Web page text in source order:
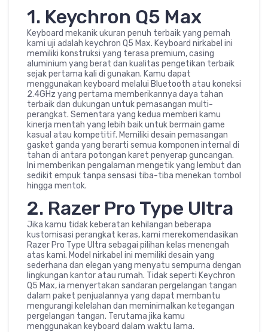
1. Keychron Q5 Max
Keyboard mekanik ukuran penuh terbaik yang pernah
kami uji adalah keychron Q5 Max. Keyboard nirkabel ini
memiliki konstruksi yang terasa premium, casing
aluminium yang berat dan kualitas pengetikan terbaik
sejak pertama kali di gunakan. Kamu dapat
menggunakan keyboard melalui Bluetooth atau koneksi
2.4GHz yang pertama memberikannya daya tahan
terbaik dan dukungan untuk pemasangan multi-
perangkat. Sementara yang kedua memberi kamu
kinerja mentah yang lebih baik untuk bermain game
kasual atau kompetitif. Memiliki desain pemasangan
gasket ganda yang berarti semua komponen internal di
tahan di antara potongan karet penyerap guncangan.
Ini memberikan pengalaman mengetik yang lembut dan
sedikit empuk tanpa sensasi tiba-tiba menekan tombol
hingga mentok.
2. Razer Pro Type Ultra
Jika kamu tidak keberatan kehilangan beberapa
kustomisasi perangkat keras, kami merekomendasikan
Razer Pro Type Ultra sebagai pilihan kelas menengah
atas kami. Model nirkabel ini memiliki desain yang
sederhana dan elegan yang menyatu sempurna dengan
lingkungan kantor atau rumah. Tidak seperti Keychron
Q5 Max, ia menyertakan sandaran pergelangan tangan
dalam paket penjualannya yang dapat membantu
mengurangi kelelahan dan meminimalkan ketegangan
pergelangan tangan. Terutama jika kamu
menggunakan keyboard dalam waktu lama.